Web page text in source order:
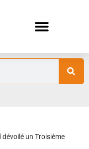
dévoilé un Troisième